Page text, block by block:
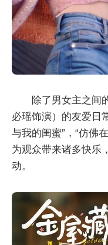
除了男女主之间
必瑶饰演）的友爱日
与我的闺蜜”，“仿佛
为观众带来诸多快乐
动。